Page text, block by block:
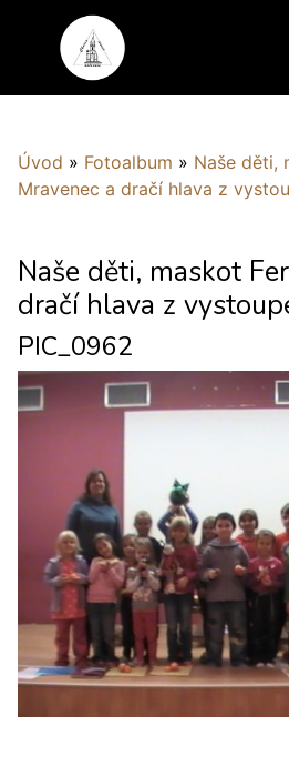
Úvod » Fotoalbum » Naše děti,
Mravenec a dračí hlava z
Naše děti, maskot
dračí hlava z
PIC_0962